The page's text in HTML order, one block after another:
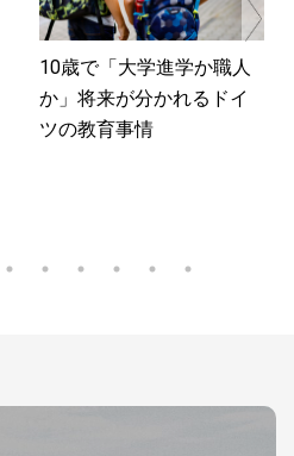
10歳で「大学進学か職人
か」将来が分かれるドイ
ツの教育事情